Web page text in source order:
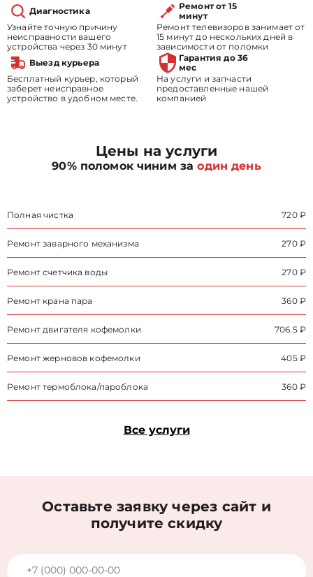
Диагностика
Узнайте точную причину
неисправности вашего
устройства через 30 минут
Ремонт от 15
минут
Ремонт телевизоров занимает от
15 минут до нескольких дней в
зависимости от поломки
Выезд курьера
Бесплатный курьер, который
заберет неисправное
устройство в удобном месте.
Гарантия до 36
мес
На услуги и запчасти
предоставленные нашей
компанией
Цены на услуги
90% поломок чиним заодин день
Полная чистка 720 ₽
Ремонт заварного механизма 270 ₽
Ремонт счетчика воды 270 ₽
Ремонт крана пара 360 ₽
Ремонт двигателя кофемолки 706.5 ₽
Ремонт жерновов кофемолки 405 ₽
Ремонт термоблока/пароблока 360 ₽
Все услуги
Оставьте заявку через сайт и
получите скидку